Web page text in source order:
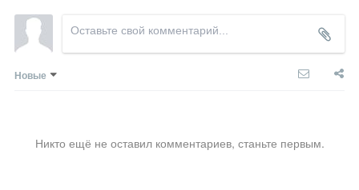
Новые
Никто ещё не оставил комментариев, станьте первым.